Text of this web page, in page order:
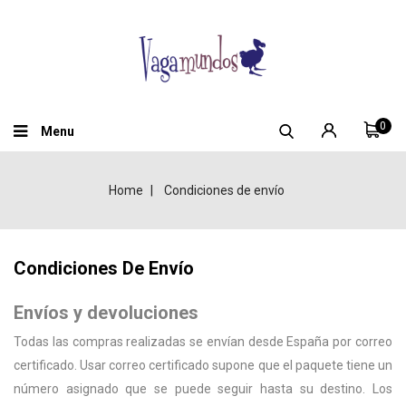
0
Menu
Home Condiciones de envío
Condiciones De Envío
Envíos y devoluciones
Todas las compras realizadas se envían desde España por correo
certificado. Usar correo certificado supone que el paquete tiene un
número asignado que se puede seguir hasta su destino. Los